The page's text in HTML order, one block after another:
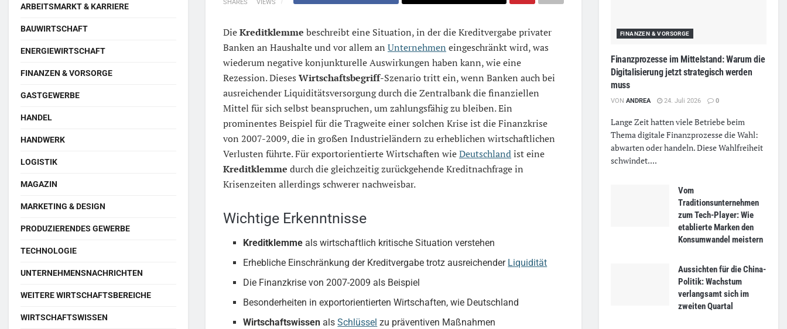
SHARES VIEWS
DieKreditklemme beschreibt eine Situation, in der die Kreditvergabe privater
Banken an Haushalte und vor allem an Unternehmen eingeschränkt wird, was
wiederum negative konjunkturelle Auswirkungen haben kann, wie eine
Rezession. Dieses Wirtschaftsbegriff-Szenario tritt ein, wenn Banken auch bei
ausreichender Liquiditätsversorgung durch die Zentralbank die finanziellen
Mittel für sich selbst beanspruchen, um zahlungsfähig zu bleiben. Ein
prominentes Beispiel für die Tragweite einer solchen Krise ist die Finanzkrise
von 2007-2009, die in großen Industrieländern zu erheblichen wirtschaftlichen
Verlusten führte. Für exportorientierte Wirtschaften wieDeutschlandist eine
Kreditklemme durch die gleichzeitig zurückgehende Kreditnachfrage in
Krisenzeiten allerdings schwerer nachweisbar.
Wichtige Erkenntnisse
Kreditklemme als wirtschaftlich kritische Situation verstehen
Erhebliche Einschränkung der Kreditvergabe trotz ausreichender Liquidität
Die Finanzkrise von 2007-2009 als Beispiel
Besonderheiten in exportorientierten Wirtschaften, wie Deutschland
Wirtschaftswissen alsSchlüssel zu präventiven Maßnahmen
ARBEITSMARKT & KARRIERE
BAUWIRTSCHAFT
ENERGIEWIRTSCHAFT
FINANZEN & VORSORGE
GASTGEWERBE
HANDEL
HANDWERK
LOGISTIK
MAGAZIN
MARKETING & DESIGN
PRODUZIERENDES GEWERBE
TECHNOLOGIE
UNTERNEHMENSNACHRICHTEN
WEITERE WIRTSCHAFTSBEREICHE
WIRTSCHAFTSWISSEN
FINANZEN & VORSORGE
Finanzprozesse im Mittelstand: Warum die
Digitalisierung jetzt strategisch werden
muss
VON ANDREA 24. Juli 2026 0
Lange Zeit hatten viele Betriebe beim
Thema digitale Finanzprozesse die Wahl:
abwarten oder handeln. Diese Wahlfreiheit
schwindet....
Vom
Traditionsunternehmen
zum Tech-Player: Wie
etablierte Marken den
Konsumwandel meistern
Aussichten für die China-
Politik: Wachstum
verlangsamt sich im
zweiten Quartal